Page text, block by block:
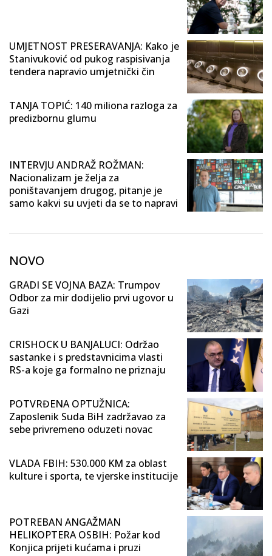
UMJETNOST PRESERAVANJA: Kako je
Stanivuković od pukog raspisivanja
tendera napravio umjetnički čin
TANJA TOPIĆ: 140 miliona razloga za
predizbornu glumu
INTERVJU ANDRAŽ ROŽMAN:
Nacionalizam je želja za
poništavanjem drugog, pitanje je
samo kakvi su uvjeti da se to napravi
NOVO
GRADI SE VOJNA BAZA: Trumpov
Odbor za mir dodijelio prvi ugovor u
Gazi
CRISHOCK U BANJALUCI: Održao
sastanke i s predstavnicima vlasti
RS-a koje ga formalno ne priznaju
POTVRĐENA OPTUŽNICA:
Zaposlenik Suda BiH zadržavao za
sebe privremeno oduzeti novac
VLADA FBIH: 530.000 KM za oblast
kulture i sporta, te vjerske institucije
POTREBAN ANGAŽMAN
HELIKOPTERA OSBIH: Požar kod
Konjica prijeti kućama i pruzi